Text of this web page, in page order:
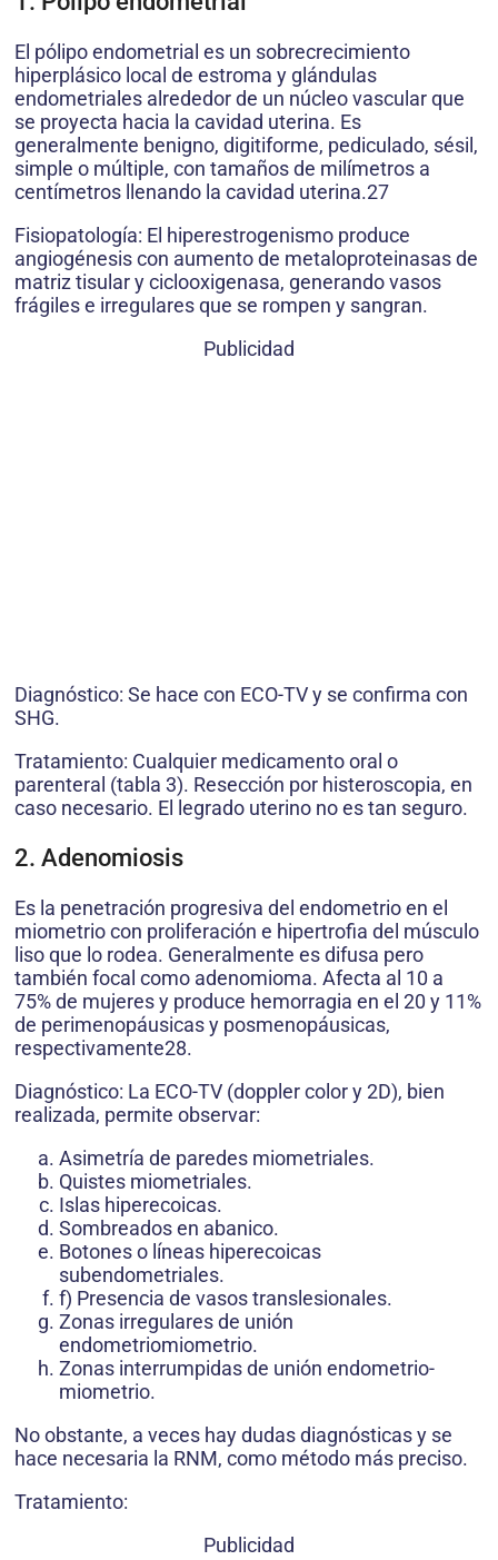
El pólipo endometrial es un sobrecrecimiento
hiperplásico local de estroma y glándulas
endometriales alrededor de un núcleo vascular que
se proyecta hacia la cavidad uterina. Es
generalmente benigno, digitiforme, pediculado, sésil,
simple o múltiple, con tamaños de milímetros a
centímetros llenando la cavidad uterina.27
Fisiopatología: El hiperestrogenismo produce
angiogénesis con aumento de metaloproteinasas de
matriz tisular y ciclooxigenasa, generando vasos
frágiles e irregulares que se rompen y sangran.
Publicidad
Diagnóstico: Se hace con ECO-TV y se confirma con
SHG.
Tratamiento: Cualquier medicamento oral o
parenteral (tabla 3). Resección por histeroscopia, en
caso necesario. El legrado uterino no es tan seguro.
2. Adenomiosis
Es la penetración progresiva del endometrio en el
miometrio con proliferación e hipertrofia del músculo
liso que lo rodea. Generalmente es difusa pero
también focal como adenomioma. Afecta al 10 a
75% de mujeres y produce hemorragia en el 20 y 11%
de perimenopáusicas y posmenopáusicas,
respectivamente28.
Diagnóstico: La ECO-TV (doppler color y 2D), bien
realizada, permite observar:
Asimetría de paredes miometriales.
Quistes miometriales.
Islas hiperecoicas.
Sombreados en abanico.
Botones o líneas hiperecoicas
subendometriales.
f) Presencia de vasos translesionales.
Zonas irregulares de unión
endometriomiometrio.
Zonas interrumpidas de unión endometrio-
miometrio.
No obstante, a veces hay dudas diagnósticas y se
hace necesaria la RNM, como método más preciso.
Tratamiento:
Publicidad